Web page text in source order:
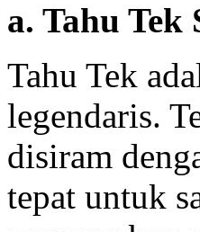
a. Tahu Tek
Tahu Tek
legendaris.
disiram
tepat untuk